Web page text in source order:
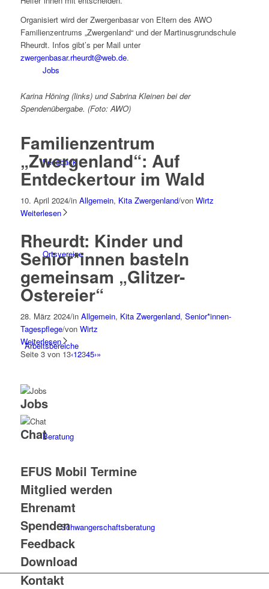
Jobs
Feedback
Ortsvereine
Arbeitsbereiche
Beratung
Schwangerschaftsberatung
Organisiert wird der Zwergenbasar von Eltern des AWO
Familienzentrums „Zwergenland“ und der Martinusgrundschule
Rheurdt. Infos gibt’s per Mail unter
zwergenbasar.rheurdt@web.de.
Karina Höning (links) und Sabrina Kleinen bei der
Spendenübergabe. (Foto: AWO)
Familienzentrum
„Zwergenland“: Auf
Entdeckertour im Wald
10. April 2024/in Allgemein, Kita Zwergenland/von Wirtz
Weiterlesen
Rheurdt: Kinder und
Senior*innen basteln
gemeinsam „Glitzer-
Ostereier“
28. März 2024/in Allgemein, Kita Zwergenland, Senior*innen-
Tagespflege/von Wirtz
Weiterlesen
Seite 3 von 13‹12345›»
Jobs
Chat
EFUS Mobil Termine
Mitglied werden
Ehrenamt
Spenden
Feedback
Download
Kontakt